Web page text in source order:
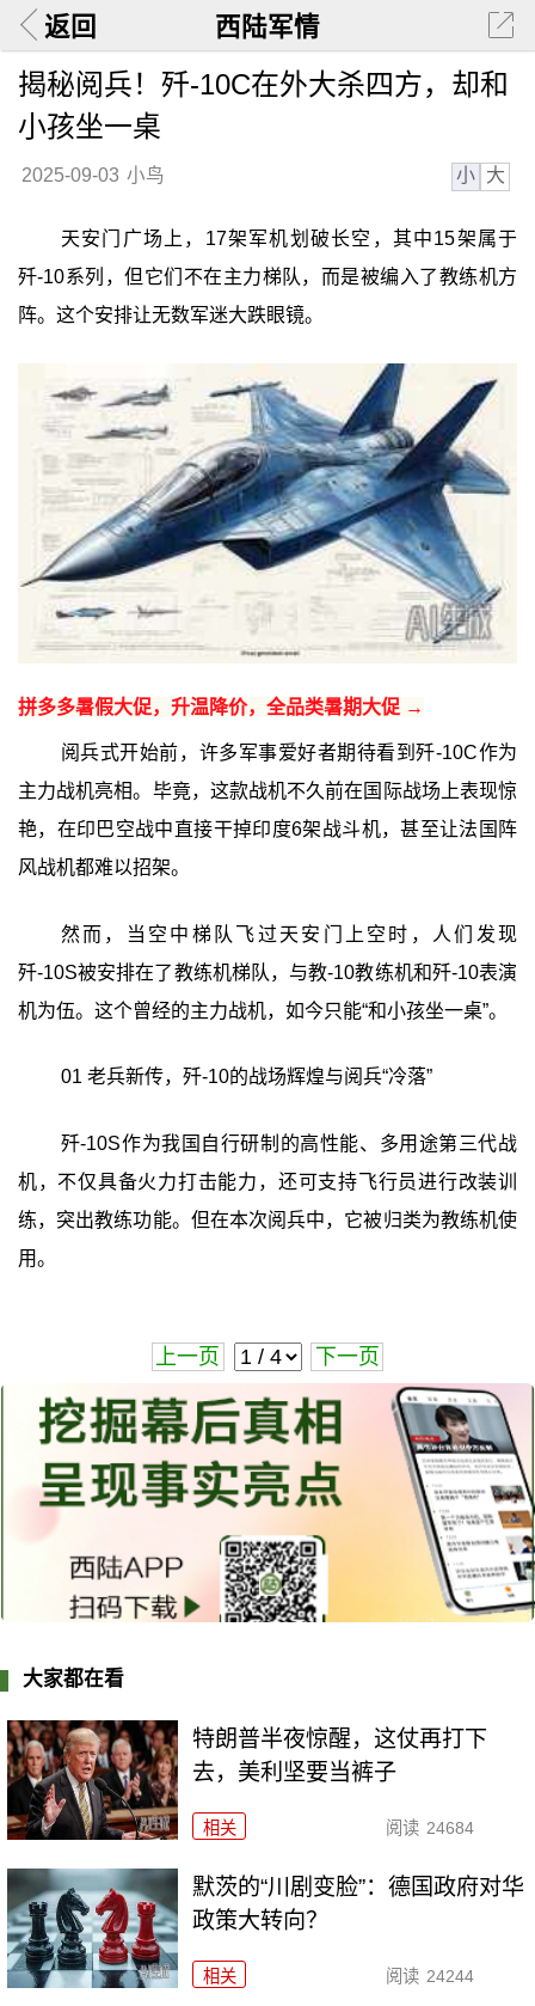
返回 西陆军情
揭秘阅兵！歼-10C在外大杀四方，却和
小孩坐一桌
2025-09-03 小鸟 小 大
天安门广场上，17架军机划破长空，其中15架属于
歼-10系列，但它们不在主力梯队，而是被编入了教练机方
阵。这个安排让无数军迷大跌眼镜。
拼多多暑假大促，升温降价，全品类暑期大促 →
阅兵式开始前，许多军事爱好者期待看到歼-10C作为
主力战机亮相。毕竟，这款战机不久前在国际战场上表现惊
艳，在印巴空战中直接干掉印度6架战斗机，甚至让法国阵
风战机都难以招架。
然而，当空中梯队飞过天安门上空时，人们发现
歼-10S被安排在了教练机梯队，与教-10教练机和歼-10表演
机为伍。这个曾经的主力战机，如今只能“和小孩坐一桌”。
01 老兵新传，歼-10的战场辉煌与阅兵“冷落”
歼-10S作为我国自行研制的高性能、多用途第三代战
机，不仅具备火力打击能力，还可支持飞行员进行改装训
练，突出教练功能。但在本次阅兵中，它被归类为教练机使
用。
上一页 下一页
大家都在看
特朗普半夜惊醒，这仗再打下
去，美利坚要当裤子
相关 阅读 24684
默茨的“川剧变脸”：德国政府对华
政策大转向？
相关 阅读 24244